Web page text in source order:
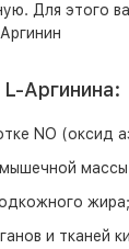
Для этого
Аргинина:
NO (оксид
жира;
и тканей